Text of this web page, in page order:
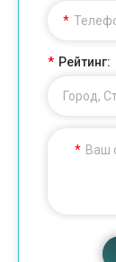
Рейтинг:
Город,
Ваш